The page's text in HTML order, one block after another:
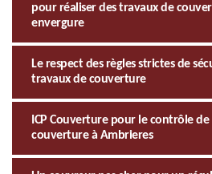
pour réaliser des travaux de
envergure
Le respect des règles strictes de
travaux de couverture
ICP Couverture pour le contrôle
couverture à Ambrieres